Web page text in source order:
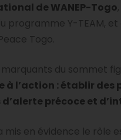
de WANEP-Togo
programme Y-TEAM, et
Togo.
du sommet
à l’action : établir
précoce et
en évidence le rôle